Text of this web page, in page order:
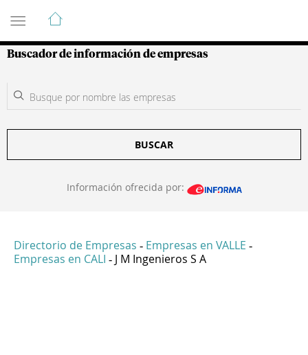
Guía de Empresas Colombianas
Buscador de información de empresas
BUSCAR
Información ofrecida por:
Directorio de Empresas - Empresas en VALLE -
Empresas en CALI - J M Ingenieros S A